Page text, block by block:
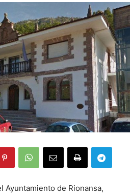
Ayuntamiento de Rionansa,